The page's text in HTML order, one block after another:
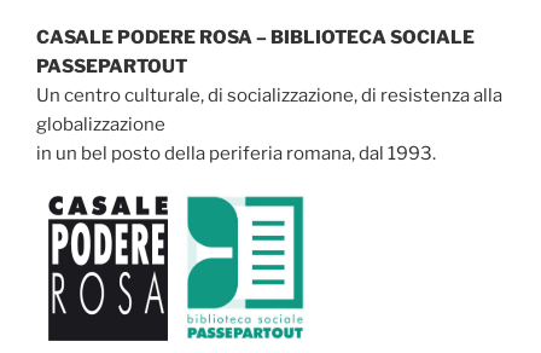
CASALE PODERE ROSA – BIBLIOTECA SOCIALE
PASSEPARTOUT
Un centro culturale, di socializzazione, di resistenza alla
globalizzazione
in un bel posto della periferia romana, dal 1993.